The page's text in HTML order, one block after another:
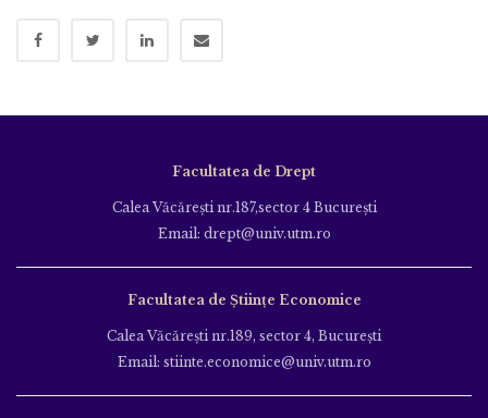
Facultatea de Drept
Calea Văcăreşti nr.187,sector 4 Bucureşti
Email: drept@univ.utm.ro
Facultatea de Științe Economice
Calea Văcăreşti nr.189, sector 4, Bucureşti
Email: stiinte.economice@univ.utm.ro